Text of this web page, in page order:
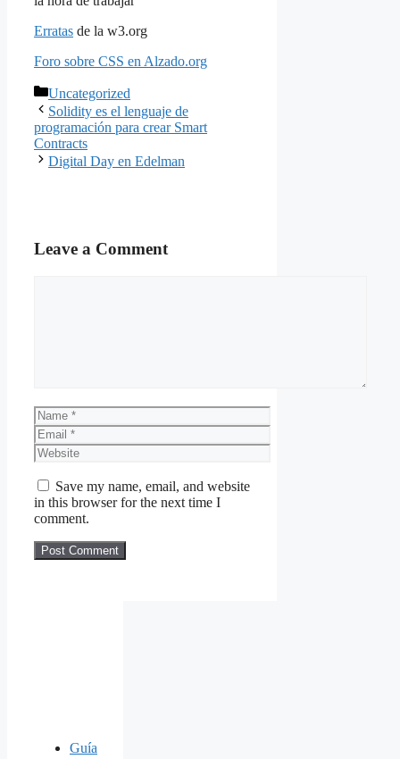
Erratas de la w3.org
Foro sobre CSS en Alzado.org
Categories
Uncategorized
Solidity es el lenguaje de
programación para crear Smart
Contracts
Digital Day en Edelman
Leave a Comment
Name
Email
Website
Save my name, email, and website
in this browser for the next time I
comment.
Guía